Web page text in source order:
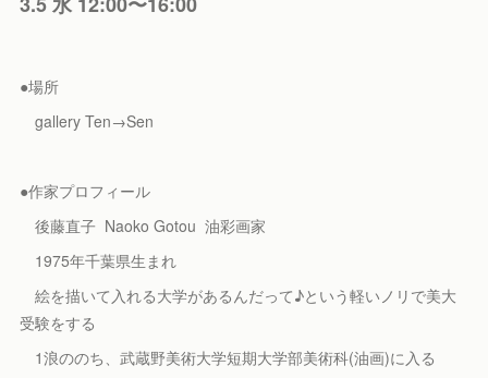
●場所
gallery Ten→Sen
●作家プロフィール
後藤直子 Naoko Gotou 油彩画家
1975年千葉県生まれ
絵を描いて入れる大学があるんだって♪という軽いノリで美大
受験をする
1浪ののち、武蔵野美術大学短期大学部美術科(油画)に入る